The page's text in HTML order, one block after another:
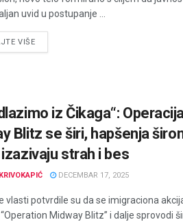
uvid u postupanje ...
VIŠEDETAILS
iz Čikaga“:
Blitz se širi, hapšenja
strah i bes
DECEMBAR 17, 2025
vlasti potvrdile su da se imigraciona
Midway Blitz” i dalje sprovodi